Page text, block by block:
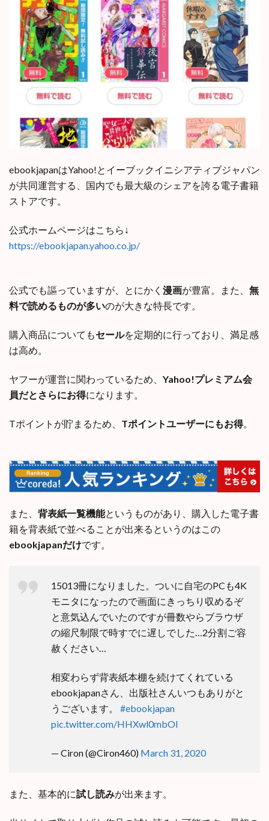
ebookjapanはYahoo!とイーブックイニシアティブジャパン
が共同運営する、国内でも最大級のシェアを誇る電子書籍
ストアです。
公式ホームページはこちら↓
https://ebookjapan.yahoo.co.jp/
公式でも謳っていますが、とにかく 漫画が豊富。また、 無
料で読めるものが多いのが大きな特長です。
購入商品についてもセールを定期的に行っており、満足感
は高め。
ヤフーが運営に関わっているため、 Yahoo!プレミアム会
員だとさらにお得になります。
Tポイントが貯まるため、 Tポイントユーザーにもお得。
また、 背表紙一覧機能というものがあり、購入した電子書
籍を背表紙で並べることが出来るというのはこの
ebookjapanだけです。
15013冊になりました。ついに自宅のPCも4K
モニタになったので画面にきっちり収めるぞ
と意気込んでいたのですが冊数やらブラウザ
の縮尺制限で時すでに遅しでした…2分割ご容
赦ください…
相変わらず背表紙本棚を続けてくれている
ebookjapanさん、出版社さんいつもありがと
うございます。 #ebookjapan
pic.twitter.com/HHXwl0mbOI
— Ciron (@Ciron460) March 31, 2020
また、基本的に試し読みが出来ます。